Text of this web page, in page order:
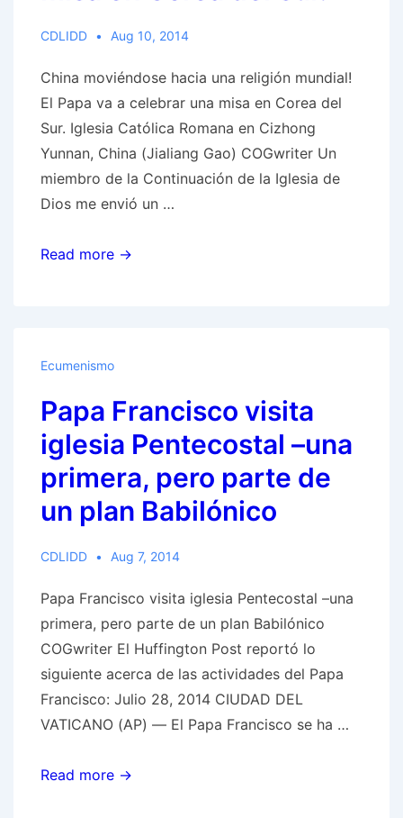
CDLIDD Aug 10, 2014
China moviéndose hacia una religión mundial!
El Papa va a celebrar una misa en Corea del
Sur. Iglesia Católica Romana en Cizhong
Yunnan, China (Jialiang Gao) COGwriter Un
miembro de la Continuación de la Iglesia de
Dios me envió un …
China
El
Papa
va
a
celebrar
misa
Corea
del
Sur.
Read more →
Ecumenismo
Papa Francisco visita
iglesia Pentecostal –una
primera, pero parte de
un plan Babilónico
CDLIDD Aug 7, 2014
Papa Francisco visita iglesia Pentecostal –una
primera, pero parte de un plan Babilónico
COGwriter El Huffington Post reportó lo
siguiente acerca de las actividades del Papa
Francisco: Julio 28, 2014 CIUDAD DEL
VATICANO (AP) — El Papa Francisco se ha …
Papa
Read more →